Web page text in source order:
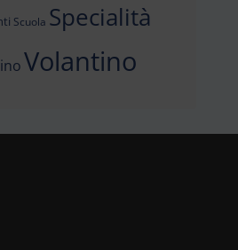
Scuola Specialità
Volantino